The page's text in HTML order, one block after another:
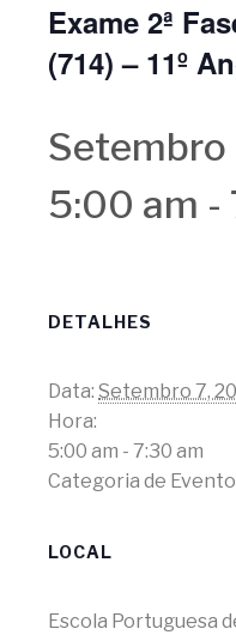
Exame 2ª
(714) – 11º
Setembro
5:00 am -
DETALHES
Data: Setembro 7,
Hora:
5:00 am - 7:30 am
Categoria de
LOCAL
Escola Portuguesa